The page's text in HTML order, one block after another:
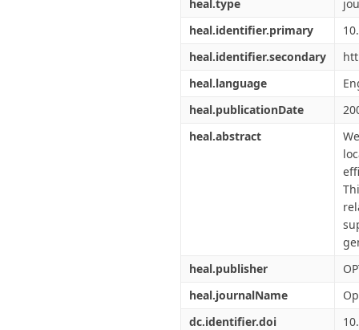
heal.type
heal.identifier.primary
heal.identifier.secondary
heal.language
heal.publicationDate
heal.abstract
heal.publisher
heal.journalName
dc.identifier.doi